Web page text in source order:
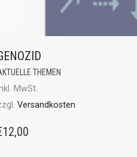
THEMEN
MwSt.
Versandkosten
12,00